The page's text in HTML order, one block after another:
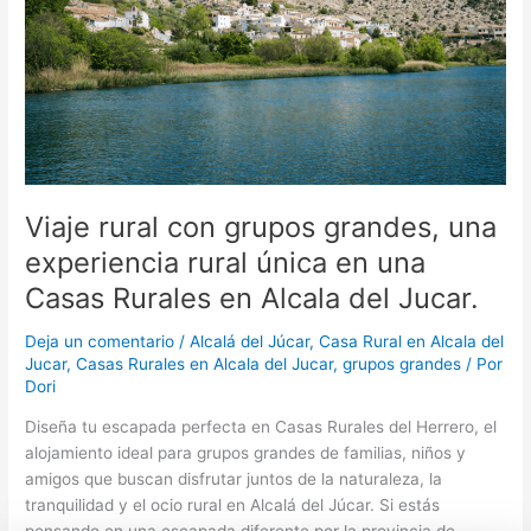
Viaje rural con grupos grandes, una
experiencia rural única en una
Casas Rurales en Alcala del Jucar.
Deja un comentario /Alcalá del Júcar,Casa Rural en Alcala del
Jucar,Casas Rurales en Alcala del Jucar,grupos grandes / Por
Dori
Diseña tu escapada perfecta en Casas Rurales del Herrero, el
alojamiento ideal para grupos grandes de familias, niños y
amigos que buscan disfrutar juntos de la naturaleza, la
tranquilidad y el ocio rural en Alcalá del Júcar. Si estás
una
experiencia
rural
única
en
una
Casas
Rurales
en
Alcala
del
Jucar.